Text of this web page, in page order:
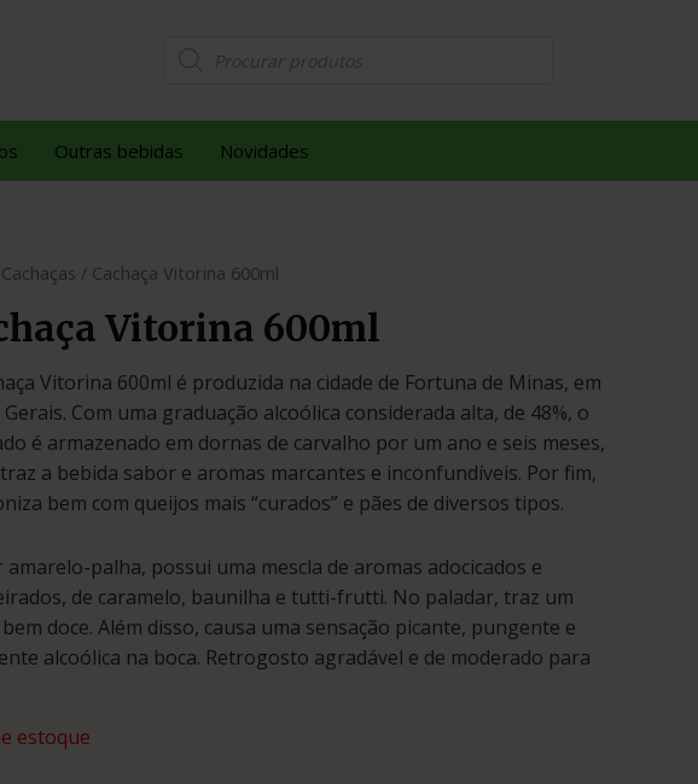
Outras bebidas Novidades
Cachaças / Cachaça Vitorina 600ml
Vitorina 600ml
Vitorina 600ml é produzida na cidade de Fortuna de Minas, em
Com uma graduação alcoólica considerada alta, de 48%, o
é armazenado em dornas de carvalho por um ano e seis meses,
a bebida sabor e aromas marcantes e inconfundíveis. Por fim,
bem com queijos mais “curados” e pães de diversos tipos.
amarelo-palha, possui uma mescla de aromas adocicados e
de caramelo, baunilha e tutti-frutti. No paladar, traz um
doce. Além disso, causa uma sensação picante, pungente e
alcoólica na boca. Retrogosto agradável e de moderado para
estoque